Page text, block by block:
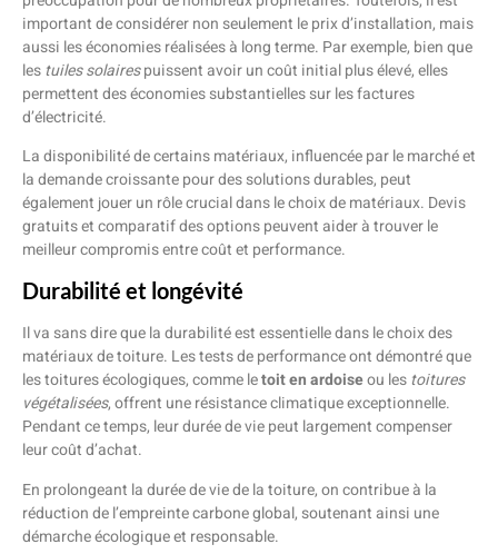
important de considérer non seulement le prix d’installation, mais
aussi les économies réalisées à long terme. Par exemple, bien que
lestuiles solairespuissent avoir un coût initial plus élevé, elles
permettent des économies substantielles sur les factures
d’électricité.
La disponibilité de certains matériaux, influencée par le marché et
la demande croissante pour des solutions durables, peut
également jouer un rôle crucial dans le choix de matériaux. Devis
gratuits et comparatif des options peuvent aider à trouver le
meilleur compromis entre coût et performance.
Durabilité et longévité
Il va sans dire que la durabilité est essentielle dans le choix des
matériaux de toiture. Les tests de performance ont démontré que
les toitures écologiques, comme letoit en ardoiseou lestoitures
végétalisées, offrent une résistance climatique exceptionnelle.
Pendant ce temps, leur durée de vie peut largement compenser
leur coût d’achat.
En prolongeant la durée de vie de la toiture, on contribue à la
réduction de l’empreinte carbone global, soutenant ainsi une
démarche écologique et responsable.